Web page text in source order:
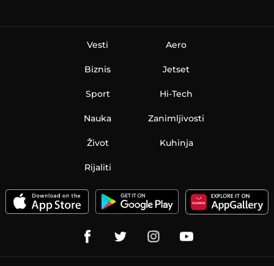
Vesti
Biznis
Sport
Nauka
Aero
Jetset
Hi-Tech
Zanimljivosti
Život Kuhinja
Rijaliti